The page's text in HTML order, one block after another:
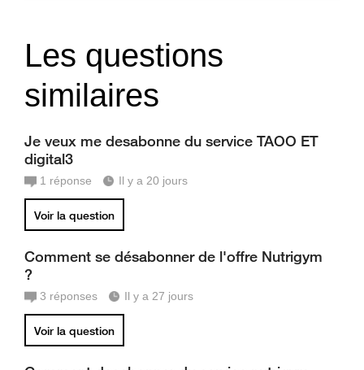
Les questions
similaires
Je veux me desabonne du service TAOO ET
digital3
1 réponse Il y a 20 jours
Voir la question
Comment se désabonner de l'offre Nutrigym
?
3 réponses Il y a 27 jours
Voir la question